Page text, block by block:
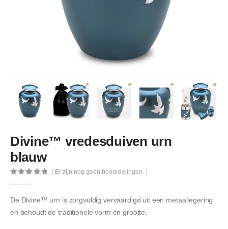
Divine™ vredesduiven urn
blauw
( Er zijn nog geen beoordelingen. )
De Divine™ urn is zorgvuldig vervaardigd uit een metaallegering
en behoudt de traditionele vorm en grootte.